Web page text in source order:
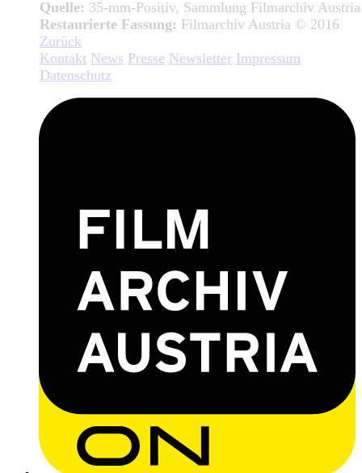
Quelle: 35-mm-Positiv, Sammlung Filmarchiv Austria
Restaurierte Fassung: Filmarchiv Austria © 2016
Zurück
Kontakt News Presse Newsletter Impressum
Datenschutz